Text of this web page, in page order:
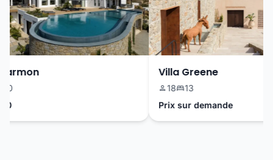
Villa Greene
18
13
Prix sur demande